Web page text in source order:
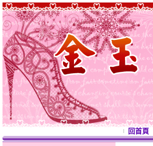
回首頁